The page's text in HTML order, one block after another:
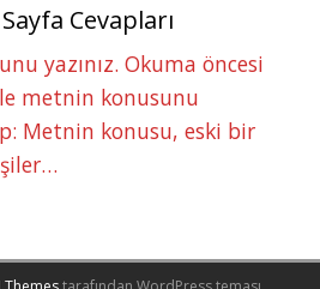
Cevapları
yazınız. Okuma öncesi
metnin konusunu
Metnin konusu, eski bir